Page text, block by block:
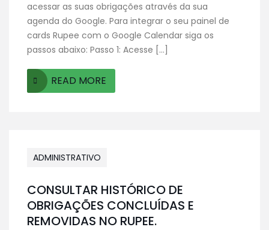
acessar as suas obrigações através da sua
agenda do Google. Para integrar o seu painel de
cards Rupee com o Google Calendar siga os
passos abaixo: Passo 1: Acesse […]
READ MORE
ADMINISTRATIVO
CONSULTAR HISTÓRICO DE
OBRIGAÇÕES CONCLUÍDAS E
REMOVIDAS NO RUPEE.